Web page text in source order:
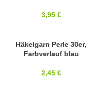
3,95 €
30ER PERLE
Häkelgarn Perle 30er,
Farbverlauf blau
2,45 €